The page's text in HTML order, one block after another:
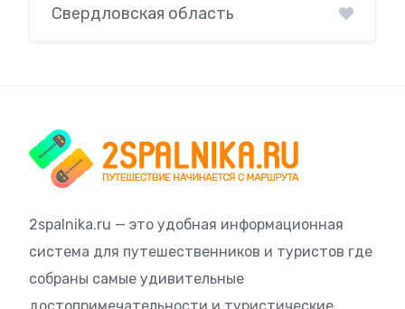
Свердловская область
2spalnika.ru — это удобная информационная
система для путешественников и туристов где
собраны самые удивительные